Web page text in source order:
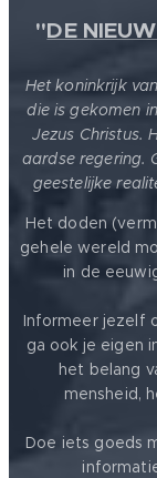
"DE
Het koninkrijk
die is gekomen
Jezus Christus.
aardse regering.
geestelijke
Het doden
gehele wereld
in de
Informeer jezelf
ga ook je eigen
het belang
mensheid,
Doe iets goeds